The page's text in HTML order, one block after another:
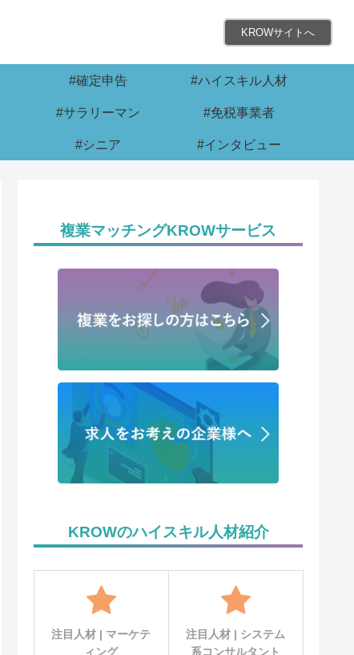
KROWサイトへ
#確定申告 #ハイスキル人材
#サラリーマン #免税事業者
#シニア #インタビュー
複業マッチングKROWサービス
KROWのハイスキル人材紹介
注目人材 | マーケテ
ィング
注目人材 | システム
系コンサルタント